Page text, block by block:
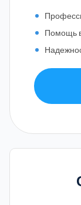
Помощь